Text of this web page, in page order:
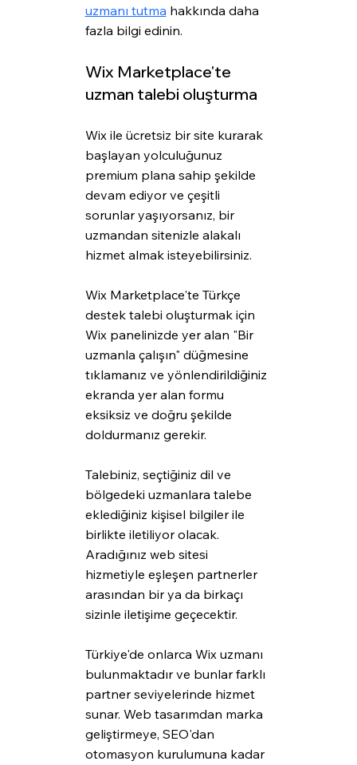
uzmanı tutma hakkında daha
fazla bilgi edinin.
Wix Marketplace'te
uzman talebi oluşturma
Wix ile ücretsiz bir site kurarak
başlayan yolculuğunuz
premium plana sahip şekilde
devam ediyor ve çeşitli
sorunlar yaşıyorsanız, bir
uzmandan sitenizle alakalı
hizmet almak isteyebilirsiniz.
Wix Marketplace'te Türkçe
destek talebi oluşturmak için
Wix panelinizde yer alan "Bir
uzmanla çalışın" düğmesine
tıklamanız ve yönlendirildiğiniz
ekranda yer alan formu
eksiksiz ve doğru şekilde
doldurmanız gerekir.
Talebiniz, seçtiğiniz dil ve
bölgedeki uzmanlara talebe
eklediğiniz kişisel bilgiler ile
birlikte iletiliyor olacak.
Aradığınız web sitesi
hizmetiyle eşleşen partnerler
arasından bir ya da birkaçı
sizinle iletişime geçecektir.
Türkiye'de onlarca Wix uzmanı
bulunmaktadır ve bunlar farklı
partner seviyelerinde hizmet
sunar. Web tasarımdan marka
geliştirmeye, SEO'dan
otomasyon kurulumuna kadar